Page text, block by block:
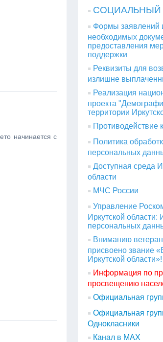
начинается с
СОЦИАЛЬНЫЙ
Формы заявлений
необходимых
предоставления
поддержки
Реквизиты для
излишне
Реализация
проекта
территории
Противодействие
Политика
персональных
Доступная среда
области
МЧС России
Управление
Иркутской
персональных
Вниманию
присвоено звание
Иркутской области»!
Информация по
просвещению
Официальная
Официальная
Однокласники
Канал в МАХ